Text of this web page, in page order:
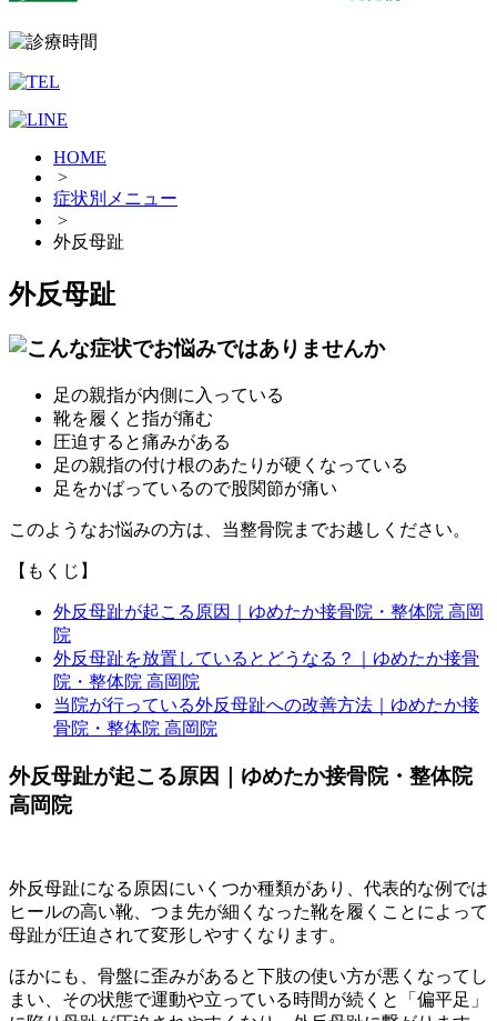
HOME
>
症状別メニュー
>
外反母趾
外反母趾
足の親指が内側に入っている
靴を履くと指が痛む
圧迫すると痛みがある
足の親指の付け根のあたりが硬くなっている
足をかばっているので股関節が痛い
このようなお悩みの方は、当整骨院までお越しください。
【もくじ】
外反母趾が起こる原因｜ゆめたか接骨院・整体院 高岡
院
外反母趾を放置しているとどうなる？｜ゆめたか接骨
院・整体院 高岡院
当院が行っている外反母趾への改善方法｜ゆめたか接
骨院・整体院 高岡院
外反母趾が起こる原因｜ゆめたか接骨院・整体院
高岡院
外反母趾になる原因にいくつか種類があり、代表的な例では
ヒールの高い靴、つま先が細くなった靴を履くことによって
母趾が圧迫されて変形しやすくなります。
ほかにも、骨盤に歪みがあると下肢の使い方が悪くなってし
まい、その状態で運動や立っている時間が続くと「偏平足」